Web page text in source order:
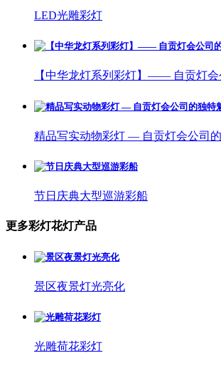
LED光雕彩灯
【中华龙灯系列彩灯】—— 自贡灯
精品写实动物彩灯 — 自贡灯会公司
节日庆典大型巡游彩船
更多彩灯花灯产品
景区夜景灯光亮化
光雕荷花彩灯